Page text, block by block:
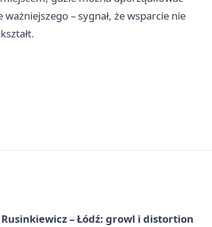
– sygnał, że wsparcie nie
Rusinkiewicz – Łódź: growl i distortion